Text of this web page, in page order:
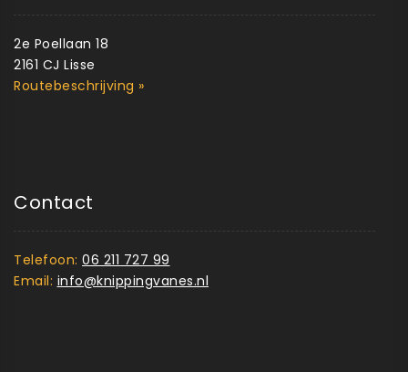
2e Poellaan 18
2161 CJ Lisse
Routebeschrijving »
Contact
Telefoon: 06 211 727 99
Email: info@knippingvanes.nl